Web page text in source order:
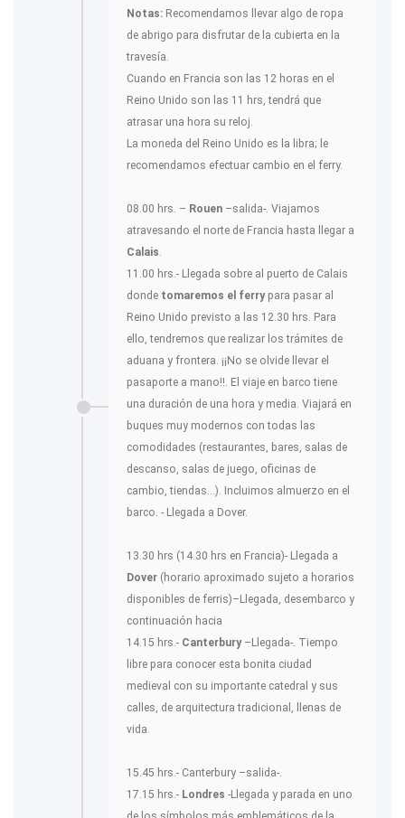
Notas: Recomendamos llevar algo de ropa
de abrigo para disfrutar de la cubierta en la
travesía.
Cuando en Francia son las 12 horas en el
Reino Unido son las 11 hrs, tendrá que
atrasar una hora su reloj.
La moneda del Reino Unido es la libra; le
recomendamos efectuar cambio en el ferry.
08.00 hrs. – Rouen –salida-. Viajamos
atravesando el norte de Francia hasta llegar a
Calais.
11.00 hrs.- Llegada sobre al puerto de Calais
donde tomaremos el ferry para pasar al
Reino Unido previsto a las 12.30 hrs. Para
ello, tendremos que realizar los trámites de
aduana y frontera. ¡¡No se olvide llevar el
pasaporte a mano!!. El viaje en barco tiene
una duración de una hora y media. Viajará en
buques muy modernos con todas las
comodidades (restaurantes, bares, salas de
descanso, salas de juego, oficinas de
cambio, tiendas...). Incluimos almuerzo en el
barco. - Llegada a Dover.
13.30 hrs (14.30 hrs en Francia)- Llegada a
Dover (horario aproximado sujeto a horarios
disponibles de ferris)–Llegada, desembarco y
continuación hacia
14.15 hrs.- Canterbury –Llegada-. Tiempo
libre para conocer esta bonita ciudad
medieval con su importante catedral y sus
calles, de arquitectura tradicional, llenas de
vida.
15.45 hrs.- Canterbury –salida-.
17.15 hrs.- Londres -Llegada y parada en uno